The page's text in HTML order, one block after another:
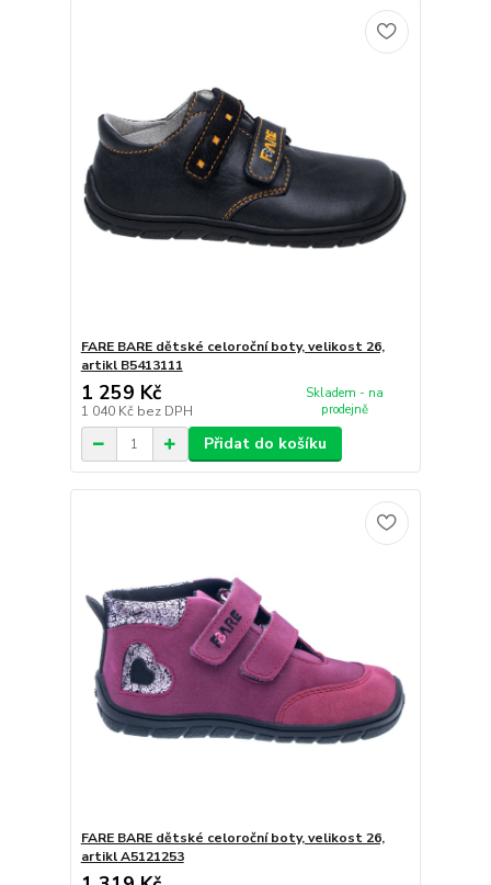
FARE BARE dětské celoroční boty, velikost 26,
artikl B5413111
1 259 Kč
1 040 Kč bez DPH
Skladem - na
prodejně
Přidat do košíku
FARE BARE dětské celoroční boty, velikost 26,
artikl A5121253